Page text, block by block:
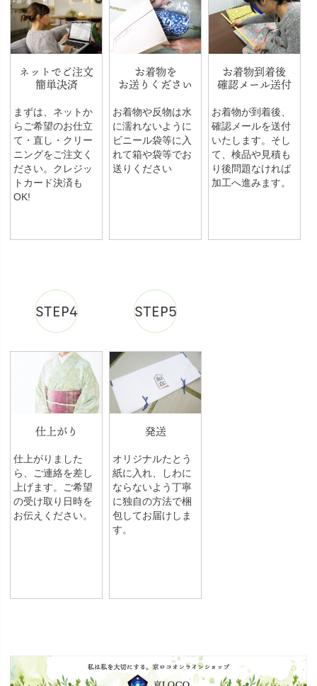
ネットでご注文
簡単決済
まずは、ネットか
らご希望のお仕立
て・直し・クリー
ニングをご注文く
ださい。クレジッ
トカード決済も
OK!
お着物を
お送りください
お着物や反物は水
に濡れないように
ビニール袋等に入
れて箱や袋等でお
送りください
お着物到着後
確認メール送付
お着物が到着後、
確認メールを送付
いたします。そし
て、検品や見積も
り後問題なければ
加工へ進みます。
STEP4
仕上がり
仕上がりました
ら、ご連絡を差し
上げます。ご希望
の受け取り日時を
お伝えください。
STEP5
発送
オリジナルたとう
紙に入れ、しわに
ならないよう丁寧
に独自の方法で梱
包してお届けしま
す。